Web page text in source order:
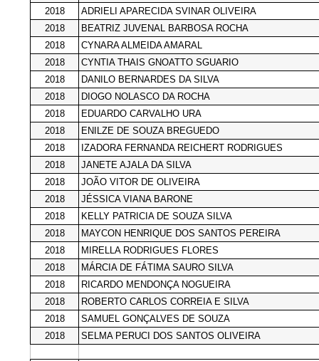
2018
ADRIELI APARECIDA SVINAR OLIVEIRA
2018
BEATRIZ JUVENAL BARBOSA ROCHA
2018
CYNARA ALMEIDA AMARAL
2018
CYNTIA THAIS GNOATTO SGUARIO
2018
DANILO BERNARDES DA SILVA
2018
DIOGO NOLASCO DA ROCHA
2018
EDUARDO CARVALHO URA
2018
ENILZE DE SOUZA BREGUEDO
2018
IZADORA FERNANDA REICHERT RODRIGUES
2018
JANETE AJALA DA SILVA
2018
JOÃO VITOR DE OLIVEIRA
2018
JÉSSICA VIANA BARONE
2018
KELLY PATRICIA DE SOUZA SILVA
2018
MAYCON HENRIQUE DOS SANTOS PEREIRA
2018
MIRELLA RODRIGUES FLORES
2018
MÁRCIA DE FÁTIMA SAURO SILVA
2018
RICARDO MENDONÇA NOGUEIRA
2018
ROBERTO CARLOS CORREIA E SILVA
2018
SAMUEL GONÇALVES DE SOUZA
2018
SELMA PERUCI DOS SANTOS OLIVEIRA